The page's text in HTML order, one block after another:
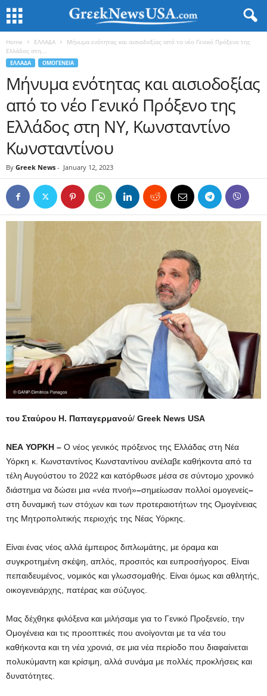
Home ΕΛΛΑΔΑ
Μήνυμα ενότητας και αισιοδοξίας από το νέο Γενικό Πρόξενο της
Ελλάδος στη...
ΕΛΛΑΔΑ ΟΜΟΓΕΝΕΙΑ
Μήνυμα ενότητας και αισιοδοξίας
από το νέο Γενικό Πρόξενο της
Ελλάδος στη ΝΥ, Κωνσταντίνο
Κωνσταντίνου
By Greek News - January 12, 2023
του Σταύρου Η. Παπαγερμανού/ Greek News USA
ΝΕΑ ΥΟΡΚΗ – Ο νέος γενικός πρόξενος της Ελλάδας στη Νέα
Υόρκη κ. Κωνσταντίνος Κωνσταντίνου ανέλαβε καθήκοντα από τα
τέλη Αυγούστου το 2022 και κατόρθωσε μέσα σε σύντομο χρονικό
διάστημα να δώσει μια «νέα πνοή»–σημείωσαν πολλοί ομογενείς–
στη δυναμική των στόχων και των προτεραιοτήτων της Ομογένειας
της Μητροπολιτικής περιοχής της Νέας Υόρκης.
Είναι ένας νέος αλλά έμπειρος διπλωμάτης, με όραμα και
συγκροτημένη σκέψη, απλός, προσιτός και ευπροσήγορος. Είναι
πεπαιδευμένος, νομικός και γλωσσομαθής. Είναι όμως και αθλητής,
οικογενειάρχης, πατέρας και σύζυγος.
Μας δέχθηκε φιλόξενα και μιλήσαμε για το Γενικό Προξενείο, την
Ομογένεια και τις προοπτικές που ανοίγονται με τα νέα του
καθήκοντα και τη νέα χρονιά, σε μια νέα περίοδο που διαφαίνεται
πολυκύμαντη και κρίσιμη, αλλά συνάμα με πολλές προκλήσεις και
δυνατότητες.